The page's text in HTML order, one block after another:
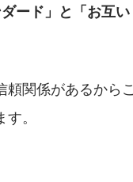
ード」と「お互い
関係があるからこ
。